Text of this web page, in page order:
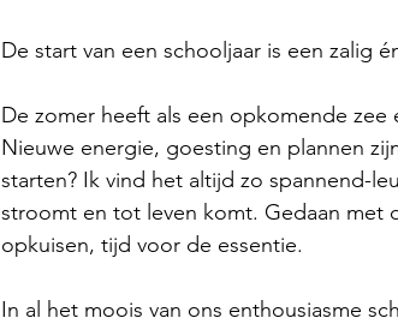
De start van een schooljaar is een zalig
De zomer heeft als een opkomende
Nieuwe energie, goesting en plannen
starten? Ik vind het altijd zo spannend-
stroomt en tot leven komt. Gedaan met
opkuisen, tijd voor de essentie.
In al het moois van ons enthousiasme